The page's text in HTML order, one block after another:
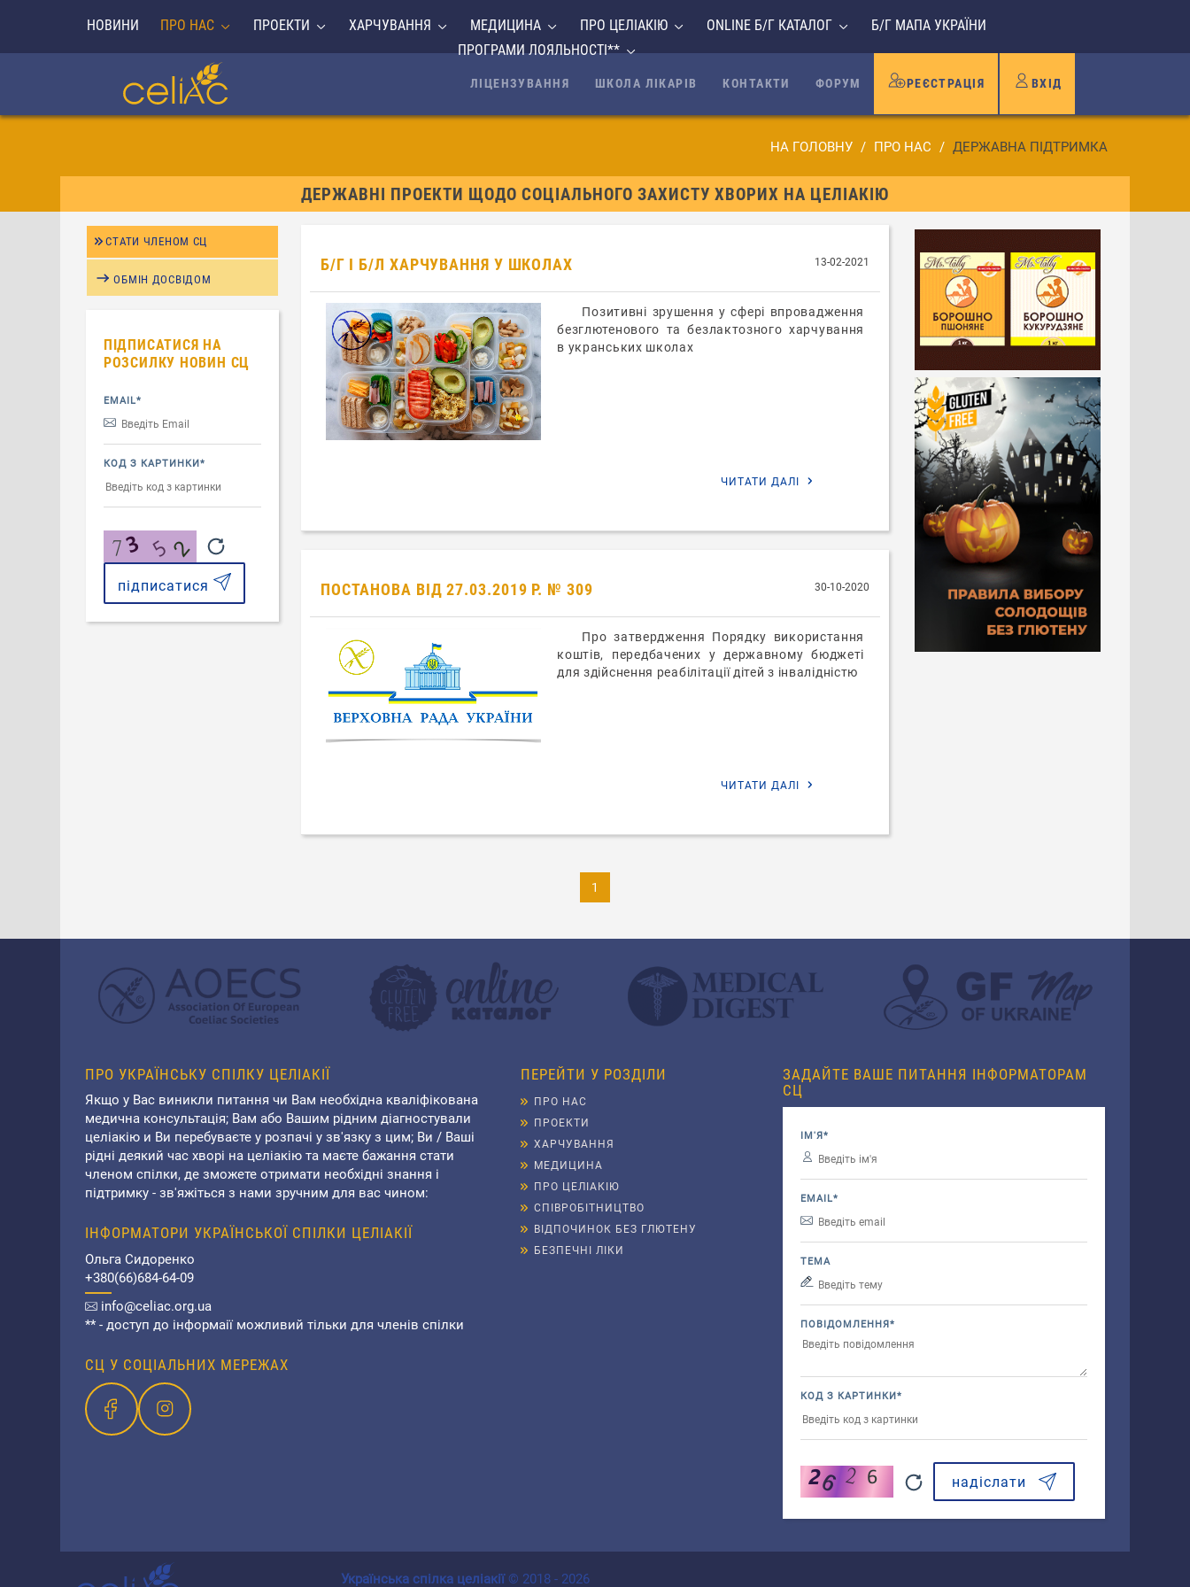
НОВИНИ ПРО НАС ПРОЕКТИ ХАРЧУВАННЯ МЕДИЦИНА ПРО ЦЕЛІАКІЮ ONLINE Б/Г КАТАЛОГ
Б/Г МАПА УКРАЇНИ
ПРОГРАМИ ЛОЯЛЬНОСТІ**
ЛІЦЕНЗУВАННЯ ШКОЛА ЛІКАРІВ КОНТАКТИ ФОРУМ РЕЄСТРАЦІЯ ВХІД
НА ГОЛОВНУ ПРО НАС ДЕРЖАВНА ПІДТРИМКА
ДЕРЖАВНІ ПРОЕКТИ ЩОДО СОЦІАЛЬНОГО ЗАХИСТУ ХВОРИХ НА ЦЕЛІАКІЮ
СТАТИ ЧЛЕНОМ СЦ
ОБМІН ДОСВІДОМ
ПІДПИСАТИСЯ НА
РОЗСИЛКУ НОВИН СЦ
EMAIL*
КОД З КАРТИНКИ*
підписатися
Б/Г І Б/Л ХАРЧУВАННЯ У ШКОЛАХ 13-02-2021
Позитивні зрушення у сфері впровадження
безглютенового та безлактозного харчування
в укранських школах
ЧИТАТИ ДАЛІ
ПОСТАНОВА ВІД 27.03.2019 Р. № 309 30-10-2020
Про затвердження Порядку використання
коштів, передбачених у державному бюджеті
для здійснення реабілітації дітей з інвалідністю
ЧИТАТИ ДАЛІ
1
ПРО УКРАЇНСЬКУ СПІЛКУ ЦЕЛІАКІЇ
Якщо у Вас виникли питання чи Вам необхідна кваліфікована
медична консультація; Вам або Вашим рідним діагностували
целіакію и Ви перебуваєте у розпачі у зв'язку з цим; Ви / Ваші
рідні деякий час хворі на целіакію та маєте бажання стати
членом спілки, де зможете отримати необхідні знання і
підтримку - зв'яжіться з нами зручним для вас чином:
ІНФОРМАТОРИ УКРАЇНСЬКОЇ СПІЛКИ ЦЕЛІАКІЇ
Ольга Сидоренко
+380(66)684-64-09
info@celiac.org.ua
** - доступ до інформаії можливий тільки для членів спілки
СЦ У СОЦІАЛЬНИХ МЕРЕЖАХ
ПЕРЕЙТИ У РОЗДІЛИ
ПРО НАС
ПРОЕКТИ
ХАРЧУВАННЯ
МЕДИЦИНА
ПРО ЦЕЛІАКІЮ
СПІВРОБІТНИЦТВО
ВІДПОЧИНОК БЕЗ ГЛЮТЕНУ
БЕЗПЕЧНІ ЛІКИ
ЗАДАЙТЕ ВАШЕ ПИТАННЯ ІНФОРМАТОРАМ
СЦ
ІМ'Я*
EMAIL*
ТЕМА
ПОВІДОМЛЕННЯ*
КОД З КАРТИНКИ*
надіслати
Українська спілка целіакії© 2018 - 2026